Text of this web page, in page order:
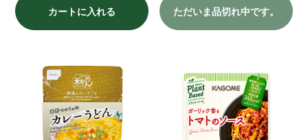
カートに入れる ただいま品切れ中です。